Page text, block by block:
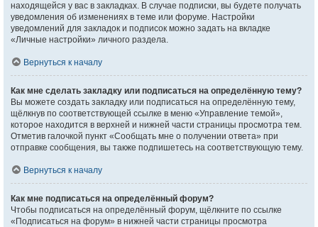
находящейся у вас в закладках. В случае подписки, вы будете получать
уведомления об изменениях в теме или форуме. Настройки
уведомлений для закладок и подписок можно задать на вкладке
«Личные настройки» личного раздела.
Вернуться к началу
Как мне сделать закладку или подписаться на определённую тему?
Вы можете создать закладку или подписаться на определённую тему,
щёлкнув по соответствующей ссылке в меню «Управление темой»,
которое находится в верхней и нижней части страницы просмотра тем.
Отметив галочкой пункт «Сообщать мне о получении ответа» при
отправке сообщения, вы также подпишетесь на соответствующую тему.
Вернуться к началу
Как мне подписаться на определённый форум?
Чтобы подписаться на определённый форум, щёлкните по ссылке
«Подписаться на форум» в нижней части страницы просмотра